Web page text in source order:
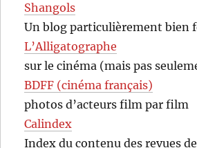
Shangols
Un blog particulièrement bien
L’Alligatographe
sur le cinéma (mais pas
BDFF (cinéma français)
photos d’acteurs film par film
Calindex
Index du contenu des revues